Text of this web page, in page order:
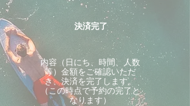
決済完了
内容（日にち、時間、人数
等）金額をご確認いただ
き、決済を完了します。
（この時点で予約の完了と
なります）